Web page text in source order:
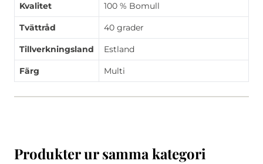
Kvalitet 100 % Bomull
Tvättråd 40 grader
Tillverkningsland Estland
Färg Multi
Produkter ur samma kategori